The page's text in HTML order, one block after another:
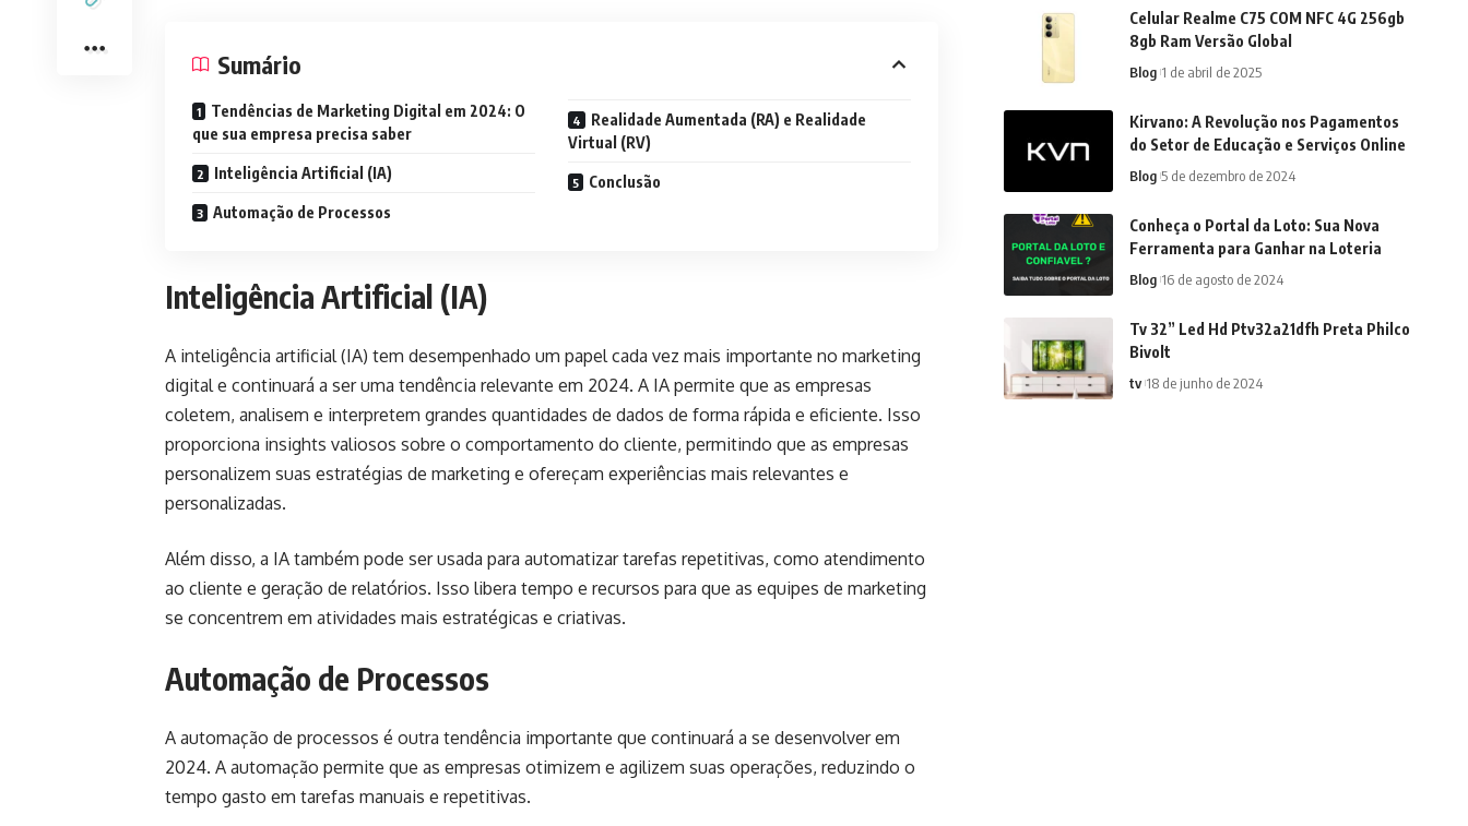
Sumário
Tendências de Marketing Digital em 2024: O
que sua empresa precisa saber
Inteligência Artificial (IA)
Automação de Processos
Realidade Aumentada (RA) e Realidade
Virtual (RV)
Conclusão
Inteligência Artificial (IA)
A inteligência artificial (IA) tem desempenhado um papel cada vez mais importante no marketing
digital e continuará a ser uma tendência relevante em 2024. A IA permite que as empresas
coletem, analisem e interpretem grandes quantidades de dados de forma rápida e eficiente. Isso
proporciona insights valiosos sobre o comportamento do cliente, permitindo que as empresas
personalizem suas estratégias de marketing e ofereçam experiências mais relevantes e
personalizadas.
Além disso, a IA também pode ser usada para automatizar tarefas repetitivas, como atendimento
ao cliente e geração de relatórios. Isso libera tempo e recursos para que as equipes de marketing
se concentrem em atividades mais estratégicas e criativas.
Automação de Processos
A automação de processos é outra tendência importante que continuará a se desenvolver em
2024. A automação permite que as empresas otimizem e agilizem suas operações, reduzindo o
tempo gasto em tarefas manuais e repetitivas.
Celular Realme C75 COM NFC 4G 256gb
8gb Ram Versão Global
Blog 1 de abril de 2025
Kirvano: A Revolução nos Pagamentos
do Setor de Educação e Serviços Online
Blog 5 de dezembro de 2024
Conheça o Portal da Loto: Sua Nova
Ferramenta para Ganhar na Loteria
Blog 16 de agosto de 2024
Tv 32” Led Hd Ptv32a21dfh Preta Philco
Bivolt
tv 18 de junho de 2024